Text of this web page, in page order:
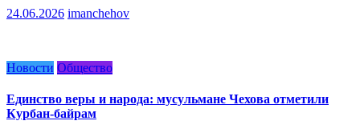
24.06.2026 imanchehov
Новости Общество
Единство веры и народа: мусульмане Чехова отметили
Курбан-байрам